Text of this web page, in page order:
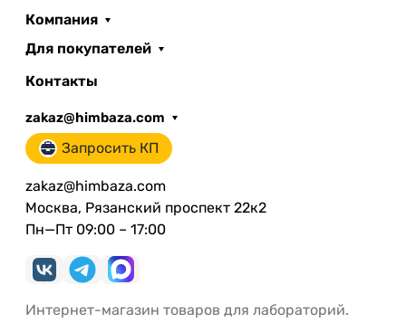
Компания
Для покупателей
Контакты
zakaz@himbaza.com
Запросить КП
zakaz@himbaza.com
Москва, Рязанский проспект 22к2
Пн—Пт 09:00 – 17:00
Интернет-магазин товаров для лабораторий.